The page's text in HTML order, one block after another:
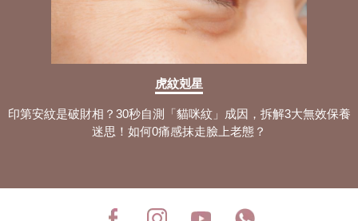
虎紋剋星
印第安紋是破財相？30秒自測「貓咪紋」成因，拆解3大無效保養
迷思！如何0痛感抹走臉上老態？